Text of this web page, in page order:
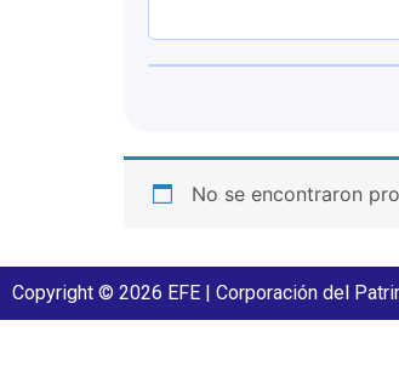
No se encontraron
Copyright © 2026 EFE | Corporación del